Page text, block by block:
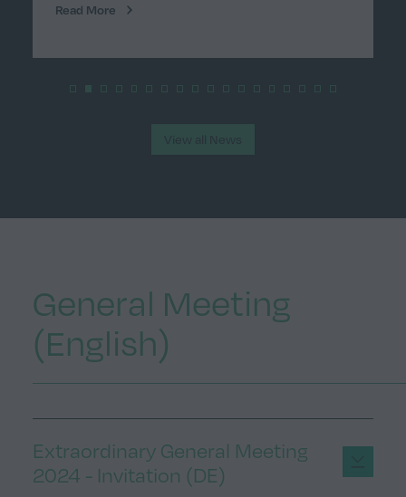
Read More
General Meeting
(English)
Extraordinary General Meeting
2024 - Invitation (DE)